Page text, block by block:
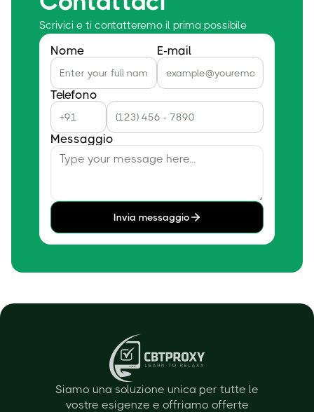
Scrivici e ti contatteremo il prima possibile
Nome E-mail
Telefono
Messaggio
Invia messaggio
Siamo una soluzione unica per tutte le
vostre esigenze e offriamo offerte